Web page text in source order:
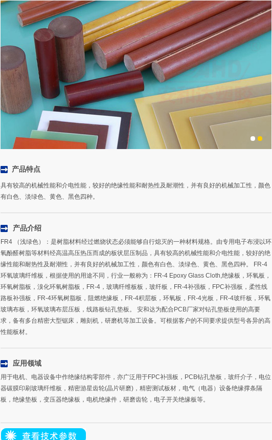
产品特点
具有较高的机械性能和介电性能，较好的绝缘性能和耐热性及耐潮性，并有良好的机械加工性，颜色
有白色、淡绿色、黄色、黑色四种。
产品介绍
FR4 （浅绿色）：是树脂材料经过燃烧状态必须能够自行熄灭的一种材料规格。由专用电子布浸以环
氧酚醛树脂等材料经高温高压热压而成的板状层压制品，具有较高的机械性能和介电性能，较好的绝
缘性能和耐热性及耐潮性，并有良好的机械加工性，颜色有白色、淡绿色、黄色、黑色四种。 FR-4
环氧玻璃纤维板，根据使用的用途不同，行业一般称为：FR-4 Epoxy Glass Cloth,绝缘板，环氧板，
环氧树脂板，溴化环氧树脂板，FR-4，玻璃纤维板板，玻纤板，FR-4补强板，FPC补强板，柔性线
路板补强板，FR-4环氧树脂板，阻燃绝缘板，FR-4积层板，环氧板，FR-4光板，FR-4玻纤板，环氧
玻璃布板，环氧玻璃布层压板，线路板钻孔垫板。 安和达为配合PCB厂家对钻孔垫板使用的高要
求，备有多台精密大型锯床，雕刻机，研磨机等加工设备。可根据客户的不同要求提供型号各异的高
性能板材。
应用领域
用于电机、电器设备中作绝缘结构零部件，亦广泛用于FPC补强板，PCB钻孔垫板，玻纤介子，电位
器碳膜印刷玻璃纤维板，精密游星齿轮(晶片研磨)，精密测试板材，电气（电器）设备绝缘撑条隔
板，绝缘垫板，变压器绝缘板，电机绝缘件，研磨齿轮，电子开关绝缘板等。